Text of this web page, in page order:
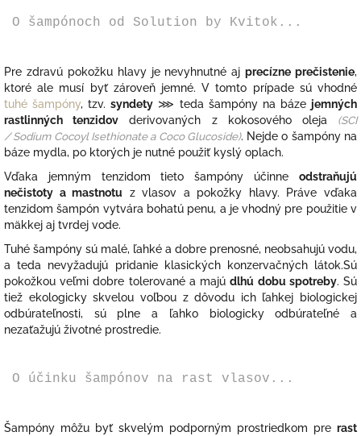
O šampónoch od Solution by Kvitok...
Pre zdravú pokožku hlavy je nevyhnutné ajprecízne prečistenie,
ktoré ale musí byť zároveň jemné. V tomto prípade sú vhodné
tuhé šampóny, tzv.syndety ⋙ teda šampóny na báze jemných
rastlinných tenzidov derivovaných z kokosového oleja (SCI
/ Sodium Cocoyl Isethionate a Coco Glucoside). Nejde o šampóny na
báze mydla, po ktorých je nutné použiť kyslý oplach.
Vďaka jemným tenzidom tieto šampóny účinne odstraňujú
nečistoty a mastnotu
z vlasov a pokožky hlavy. Práve vďaka
tenzidom šampón vytvára bohatú penu, a je vhodný pre použitie v
mäkkej aj tvrdej vode.
Tuhé šampóny sú malé, ľahké a dobre prenosné, neobsahujú vodu,
a teda nevyžadujú pridanie klasických konzervačných látok.Sú
pokožkou veľmi dobre tolerované a majúdlhú dobu spotreby. Sú
tiež ekologicky skvelou voľbou z dôvodu ich ľahkej biologickej
odbúrateľnosti, sú plne a ľahko biologicky odbúrateľné a
nezaťažujú životné prostredie.
O účinku šampónov na rast vlasov...
Šampóny môžu byť skvelým podporným prostriedkom pre rast